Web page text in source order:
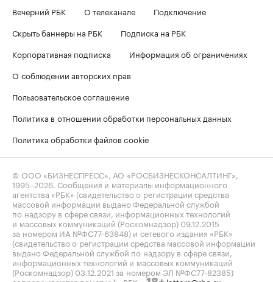
Вечерний РБК
О телеканале
Подключение
Скрыть баннеры на РБК
Подписка на РБК
Корпоративная подписка
Информация об ограничениях
О соблюдении авторских прав
Пользовательское соглашение
Политика в отношении обработки персональных данных
Политика обработки файлов cookie
© ООО «БИЗНЕСПРЕСС», АО «РОСБИЗНЕСКОНСАЛТИНГ»,
1995–2026 . Сообщения и материалы информационного
агентства «РБК» (свидетельство о регистрации средства
массовой информации выдано Федеральной службой
по надзору в сфере связи, информационных технологий
и массовых коммуникаций (Роскомнадзор) 09.12.2015
за номером ИА №ФС77-63848) и сетевого издания «РБК»
(свидетельство о регистрации средства массовой информации
выдано Федеральной службой по надзору в сфере связи,
информационных технологий и массовых коммуникаций
(Роскомнадзор) 03.12.2021 за номером ЭЛ №ФС77-82385)